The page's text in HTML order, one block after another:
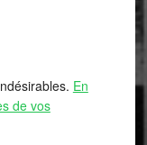
En
de vos